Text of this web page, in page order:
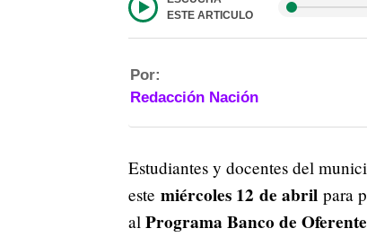
ESTE ARTICULO
Por:
Redacción Nación
Estudiantes y docentes del
este miércoles 12 de abril para
al Programa Banco de